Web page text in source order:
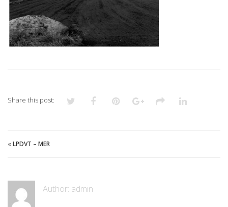
Share this post:
«LPDVT – MER
Author: admin